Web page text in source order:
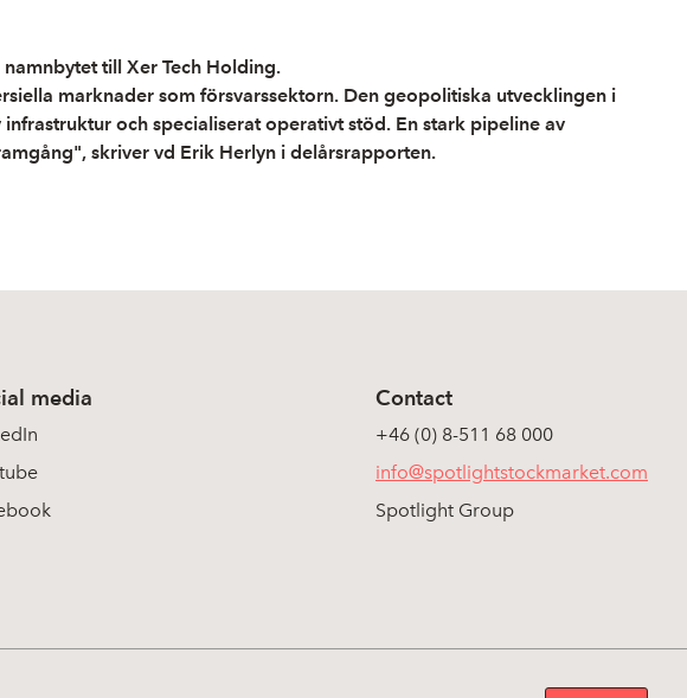
till Xer Tech Holding.
marknader som försvarssektorn. Den geopolitiska utvecklingen i
och specialiserat operativt stöd. En stark pipeline av
skriver vd Erik Herlyn i delårsrapporten.
media Contact
+46 (0) 8-511 68 000
info@spotlightstockmarket.com
Spotlight Group